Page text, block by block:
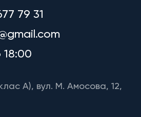
79 31
A), вул. М. Амосова, 12,